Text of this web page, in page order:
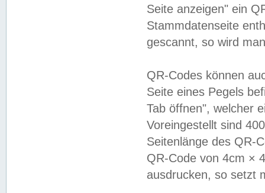
Seite anzeigen" ein
Stammdatenseite
gescannt, so wird
QR-Codes können
Seite eines Pegels
Tab öffnen", welcher
Voreingestellt sind
Seitenlänge des QR-
QR-Code von 4cm ×
ausdrucken, so setzt